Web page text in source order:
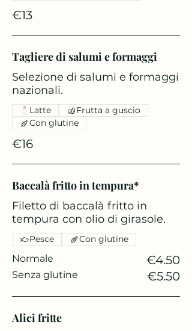
€13
Tagliere di salumi e formaggi
Selezione di salumi e formaggi
nazionali.
€16
Latte
Frutta a guscio
Con glutine
Baccalà fritto in tempura*
Filetto di baccalà fritto in
tempura con olio di girasole.
Normale €4.50
Senza glutine €5.50
Pesce Con glutine
Alici fritte